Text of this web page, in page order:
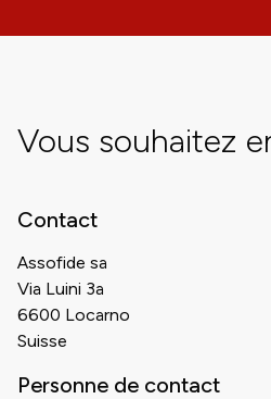
Vous souhaitez
Contact
Assofide sa
Via Luini 3a
6600 Locarno
Suisse
Personne de contact